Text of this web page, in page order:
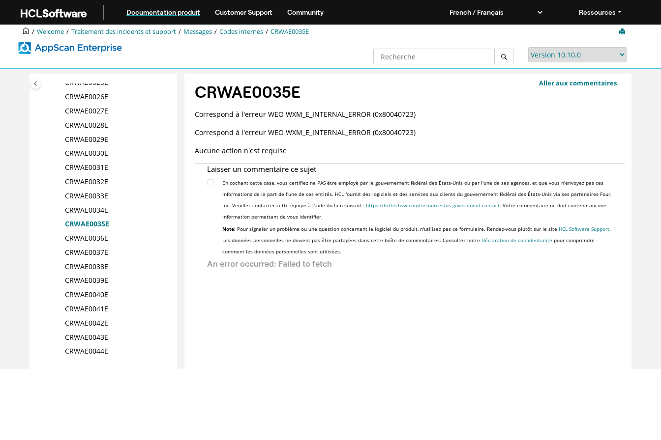
Documentation produit Customer Support Community Ressources
Welcome Traitement des incidents et support Messages Codes internes CRWAE0035E
CRWAE0020E
CRWAE0021E
CRWAE0023E
CRWAE0024E
CRWAE0025E
CRWAE0026E
CRWAE0027E
CRWAE0028E
CRWAE0029E
CRWAE0030E
CRWAE0031E
CRWAE0032E
CRWAE0033E
CRWAE0034E
CRWAE0035E
CRWAE0036E
CRWAE0037E
CRWAE0038E
CRWAE0039E
CRWAE0040E
CRWAE0041E
CRWAE0042E
CRWAE0043E
CRWAE0044E
Aller aux commentaires
CRWAE0035E
Correspond à l'erreur WEO WXM_E_INTERNAL_ERROR (0x80040723)
Correspond à l'erreur WEO WXM_E_INTERNAL_ERROR (0x80040723)
Aucune action n'est requise
Laisser un commentaire ce sujet
En cochant cette case, vous certifiez ne PAS être employé par le gouvernement fédéral des États-Unis ou par l'une de ses agences, et que vous n'envoyez pas ces
informations de la part de l'une de ces entités. HCL fournit des logiciels et des services aux clients du gouvernement fédéral des États-Unis via ses partenaires Four,
Inc. Veuillez contacter cette équipe à l'aide du lien suivant :https://hcltechsw.com/resources/us-government-contact. Votre commentaire ne doit contenir aucune
information permettant de vous identifier.
Note: Pour signaler un problème ou une question concernant le logiciel du produit, n'utilisez pas ce formulaire. Rendez-vous plutôt sur le site HCL Software Support.
Les données personnelles ne doivent pas être partagées dans cette boîte de commentaires. Consultez notre Déclaration de confidentialité pour comprendre
comment les données personnelles sont utilisées.